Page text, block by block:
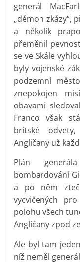
generál
„démon zkázy“,
a několik
přeměnil
se ve Skále
byly vojenské
podzemní
znepokojen
obavami
Franco však
britské
Angličany už
Plán
bombardování
a po něm zteč
vycvičených
polohu všech
Angličany zpod
Ale byl tam
níž neměl